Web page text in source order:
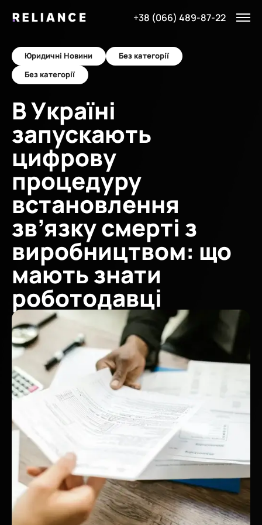
+38 (066) 489-87-22
Юридичні Новини
Без категорії
Без категорії
В Україні
запускають
цифрову
процедуру
встановлення
зв’язку смерті з
виробництвом: що
мають знати
роботодавці